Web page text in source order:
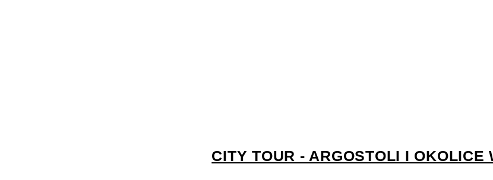
CITY TOUR - ARGOSTOLI I OKOLICE